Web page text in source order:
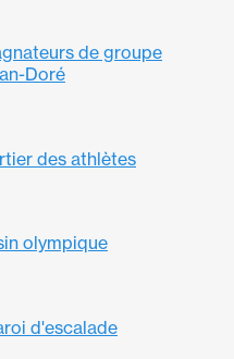
de groupe
Doré
des athlètes
olympique
d'escalade